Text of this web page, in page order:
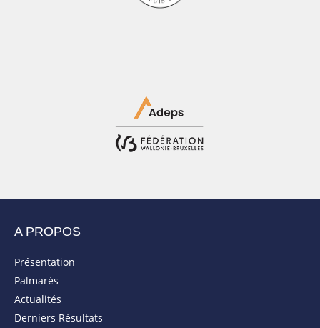
A PROPOS
Présentation
Palmarès
Actualités
Derniers Résultats